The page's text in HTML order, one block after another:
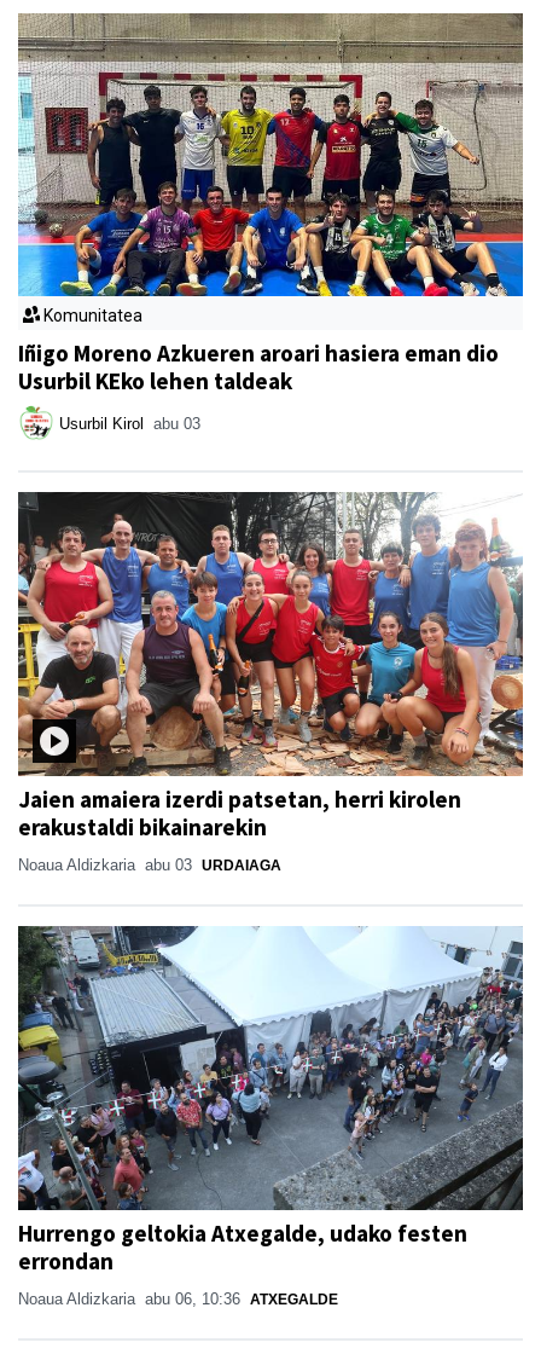
Komunitatea
Iñigo Moreno Azkueren aroari hasiera eman dio
Usurbil KEko lehen taldeak
Usurbil Kirol abu 03
Jaien amaiera izerdi patsetan, herri kirolen
erakustaldi bikainarekin
Noaua Aldizkaria abu 03 URDAIAGA
Hurrengo geltokia Atxegalde, udako festen
errondan
Noaua Aldizkaria abu 06, 10:36 ATXEGALDE